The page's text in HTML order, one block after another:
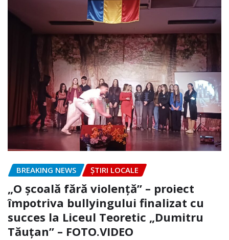
BREAKING NEWS ȘTIRI LOCALE
„O școală fără violență” – proiect
împotriva bullyingului finalizat cu
succes la Liceul Teoretic „Dumitru
Tăuțan” – FOTO.VIDEO